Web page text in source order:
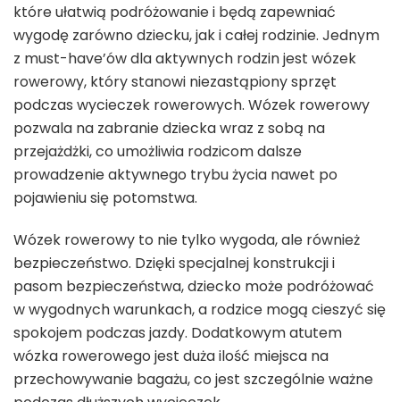
które ułatwią podróżowanie i będą zapewniać
wygodę zarówno dziecku, jak i całej rodzinie. Jednym
z must-have’ów dla aktywnych rodzin jest wózek
rowerowy, który stanowi niezastąpiony sprzęt
podczas wycieczek rowerowych. Wózek rowerowy
pozwala na zabranie dziecka wraz z sobą na
przejażdżki, co umożliwia rodzicom dalsze
prowadzenie aktywnego trybu życia nawet po
pojawieniu się potomstwa.
Wózek rowerowy to nie tylko wygoda, ale również
bezpieczeństwo. Dzięki specjalnej konstrukcji i
pasom bezpieczeństwa, dziecko może podróżować
w wygodnych warunkach, a rodzice mogą cieszyć się
spokojem podczas jazdy. Dodatkowym atutem
wózka rowerowego jest duża ilość miejsca na
przechowywanie bagażu, co jest szczególnie ważne